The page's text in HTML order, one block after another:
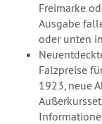
Freimarke
Ausgabe
oder unten
Falzpreise
1923, neue